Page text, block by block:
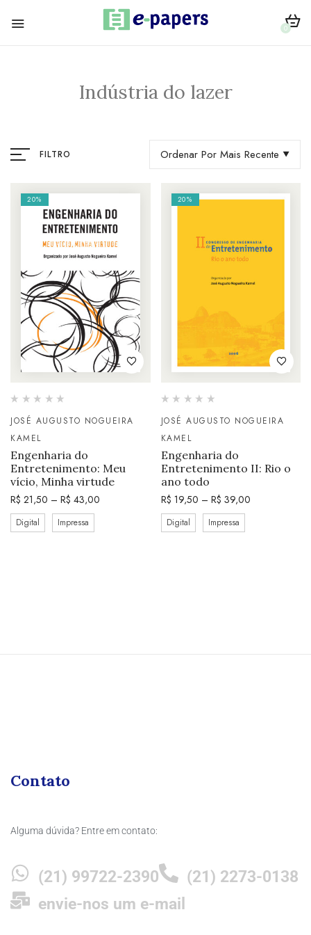
0
Indústria do lazer
FILTRO Ordenar Por Mais Recente
20%
JOSÉ AUGUSTO NOGUEIRA
KAMEL
Engenharia do
Entretenimento: Meu
vício, Minha virtude
R$ 21,50 – R$ 43,00
Digital Impressa
20%
JOSÉ AUGUSTO NOGUEIRA
KAMEL
Engenharia do
Entretenimento II: Rio o
ano todo
R$ 19,50 – R$ 39,00
Digital Impressa
Contato
Alguma dúvida? Entre em contato:
(21) 99722-2390
(21) 2273-0138
envie-nos um e-mail